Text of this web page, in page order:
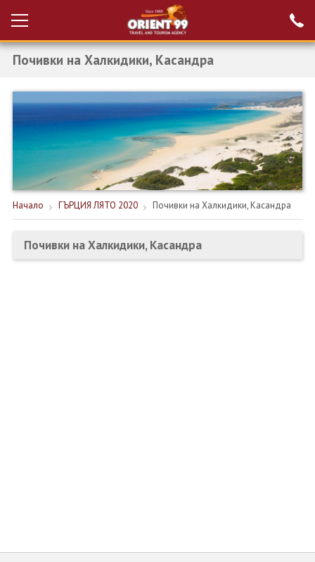
Вход за агенти
Проверка на
резервация
РАННИ ЗАПИСВАНИЯ ТУРЦИЯ
НОВА ГОДИНА ТУРЦИЯ
НОВА ГОДИНА
ПОЧИВКИ
КРУИЗИ
ЕКЗОТИКА
Почивки на Халкидики, Касандра
Начало ГЪРЦИЯ ЛЯТО 2020 Почивки на Халкидики, Касандра
Почивки на Халкидики, Касандра